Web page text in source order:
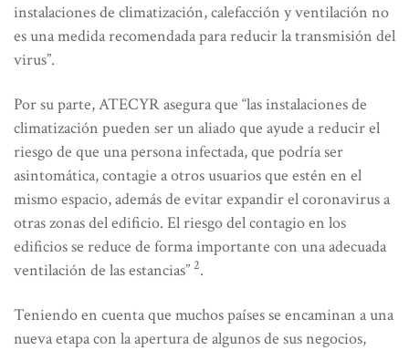
instalaciones de climatización, calefacción y ventilación no
es una medida recomendada para reducir la transmisión del
virus”.
Por su parte, ATECYR asegura que “las instalaciones de
climatización pueden ser un aliado que ayude a reducir el
riesgo de que una persona infectada, que podría ser
asintomática, contagie a otros usuarios que estén en el
mismo espacio, además de evitar expandir el coronavirus a
otras zonas del edificio. El riesgo del contagio en los
edificios se reduce de forma importante con una adecuada
ventilación de las estancias” 2.
Teniendo en cuenta que muchos países se encaminan a una
nueva etapa con la apertura de algunos de sus negocios,